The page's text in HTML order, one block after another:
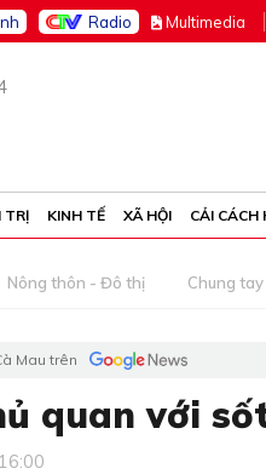
Radio Multimedia
TRỊ KINH TẾ XÃ HỘI CẢI CÁCH
Nông thôn - Đô thị Chung
Mau trên
quan với